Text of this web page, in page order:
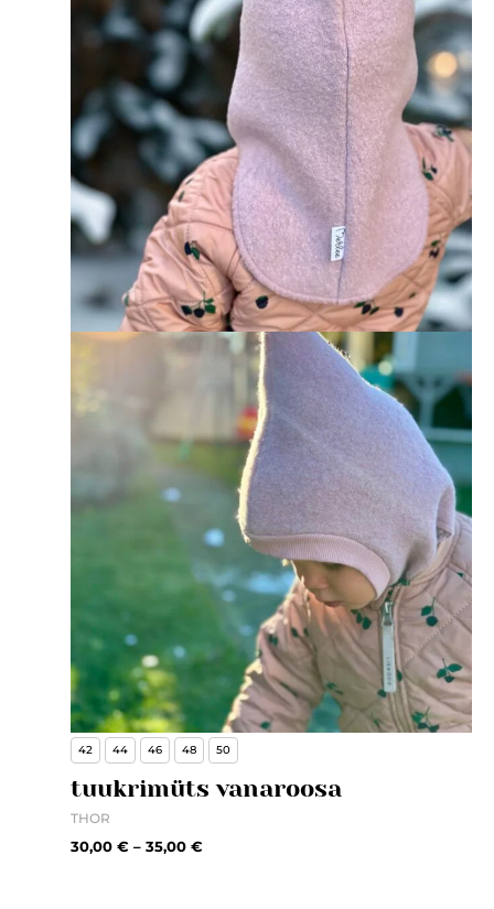
42 44 46 48 50
tuukrimüts vanaroosa
THOR
30,00 € – 35,00 €